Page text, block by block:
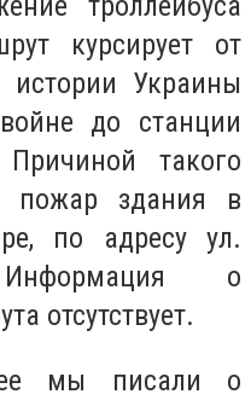
курсирует от
истории Украины
до станции
такого
пожар здания в
по адресу ул.
о
отсутствует.
мы писали о